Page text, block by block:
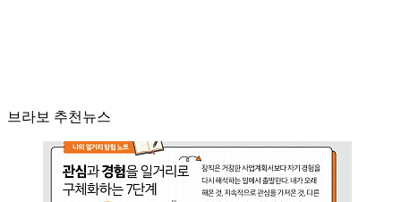
브라보 추천뉴스